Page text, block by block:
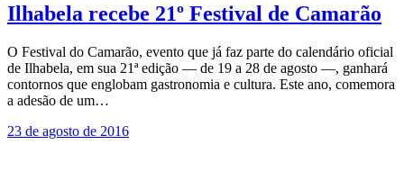
Ilhabela recebe 21º Festival de Camarão
O Festival do Camarão, evento que já faz parte do calendário oficial
de Ilhabela, em sua 21ª edição — de 19 a 28 de agosto —, ganhará
contornos que englobam gastronomia e cultura. Este ano, comemora
a adesão de um…
23 de agosto de 2016